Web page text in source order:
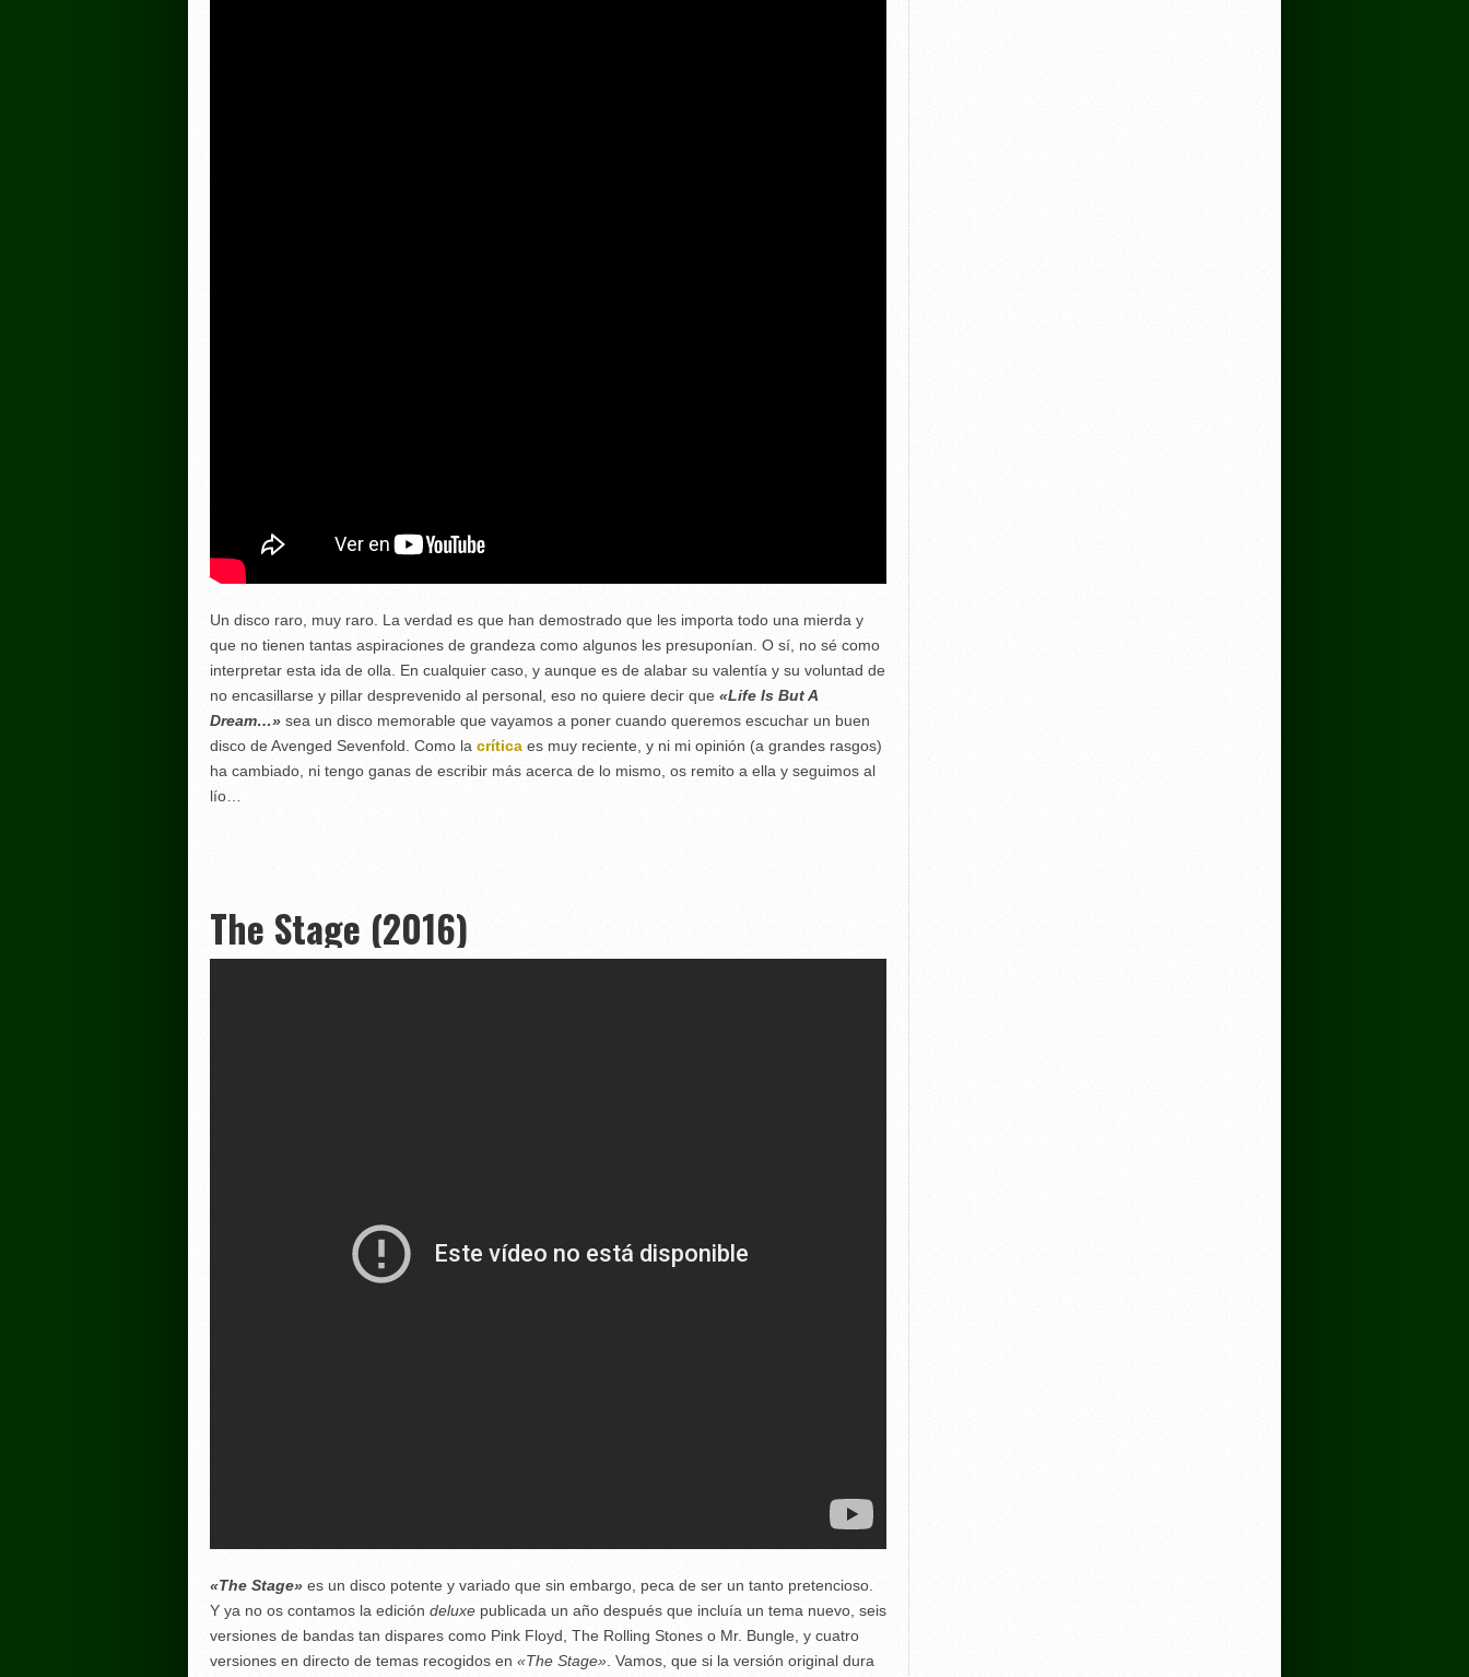
Un disco raro, muy raro. La verdad es que han demostrado que les importa todo una mierda y
que no tienen tantas aspiraciones de grandeza como algunos les presuponían. O sí, no sé como
interpretar esta ida de olla. En cualquier caso, y aunque es de alabar su valentía y su voluntad de
no encasillarse y pillar desprevenido al personal, eso no quiere decir que «Life Is But A
Dream…»sea un disco memorable que vayamos a poner cuando queremos escuchar un buen
disco de Avenged Sevenfold. Como la críticaes muy reciente, y ni mi opinión (a grandes rasgos)
ha cambiado, ni tengo ganas de escribir más acerca de lo mismo, os remito a ella y seguimos al
lío…
The Stage (2016)
«The Stage»es un disco potente y variado que sin embargo, peca de ser un tanto pretencioso.
Y ya no os contamos la edición deluxepublicada un año después que incluía un tema nuevo, seis
versiones de bandas tan dispares como Pink Floyd, The Rolling Stones o Mr. Bungle, y cuatro
versiones en directo de temas recogidos en «The Stage». Vamos, que si la versión original dura